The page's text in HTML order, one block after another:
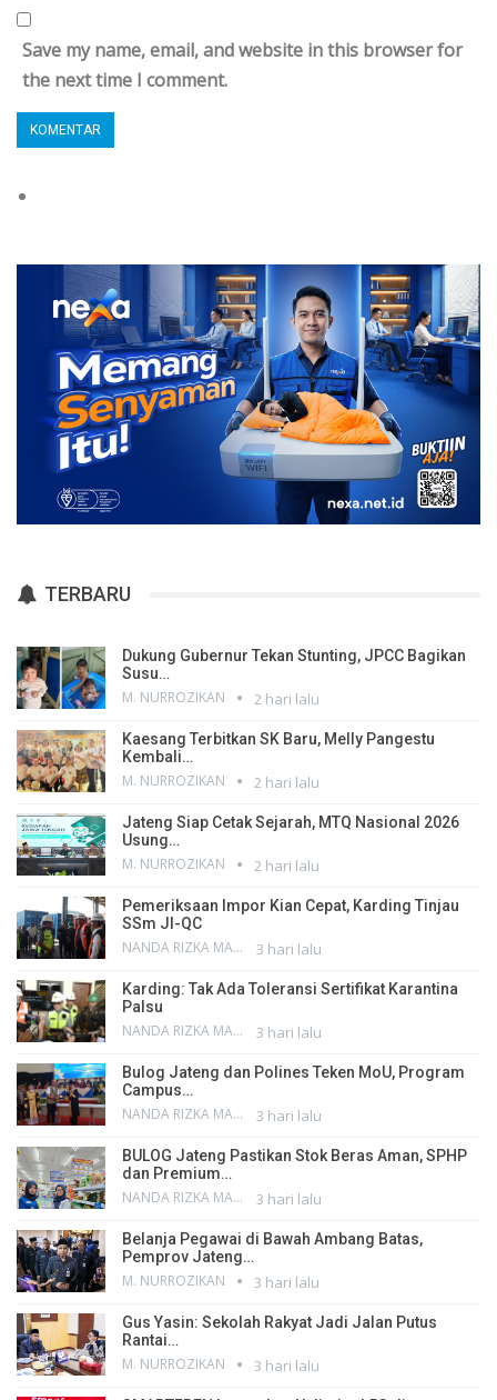
Save my name, email, and website in this browser for
the next time I comment.
TERBARU
Dukung Gubernur Tekan Stunting, JPCC Bagikan
Susu…
M. NURROZIKAN 2 hari lalu
Kaesang Terbitkan SK Baru, Melly Pangestu
Kembali…
M. NURROZIKAN 2 hari lalu
Jateng Siap Cetak Sejarah, MTQ Nasional 2026
Usung…
M. NURROZIKAN 2 hari lalu
Pemeriksaan Impor Kian Cepat, Karding Tinjau
SSm JI-QC
NANDA RIZKA MAHENDRA 3 hari lalu
Karding: Tak Ada Toleransi Sertifikat Karantina
Palsu
NANDA RIZKA MAHENDRA 3 hari lalu
Bulog Jateng dan Polines Teken MoU, Program
Campus…
NANDA RIZKA MAHENDRA 3 hari lalu
BULOG Jateng Pastikan Stok Beras Aman, SPHP
dan Premium…
NANDA RIZKA MAHENDRA 3 hari lalu
Belanja Pegawai di Bawah Ambang Batas,
Pemprov Jateng…
M. NURROZIKAN 3 hari lalu
Gus Yasin: Sekolah Rakyat Jadi Jalan Putus
Rantai…
M. NURROZIKAN 3 hari lalu